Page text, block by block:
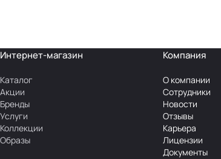
Интернет-магазин
Каталог
Акции
Бренды
Услуги
Коллекции
Образы
Компания
О компании
Сотрудники
Новости
Отзывы
Карьера
Лицензии
Документы